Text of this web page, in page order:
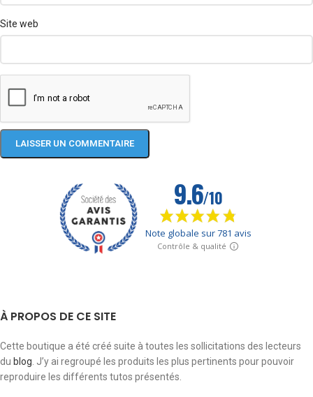
Site web
À PROPOS DE CE SITE
Cette boutique a été créé suite à toutes les sollicitations des lecteurs
du blog . J’y ai regroupé les produits les plus pertinents pour pouvoir
reproduire les différents tutos présentés.